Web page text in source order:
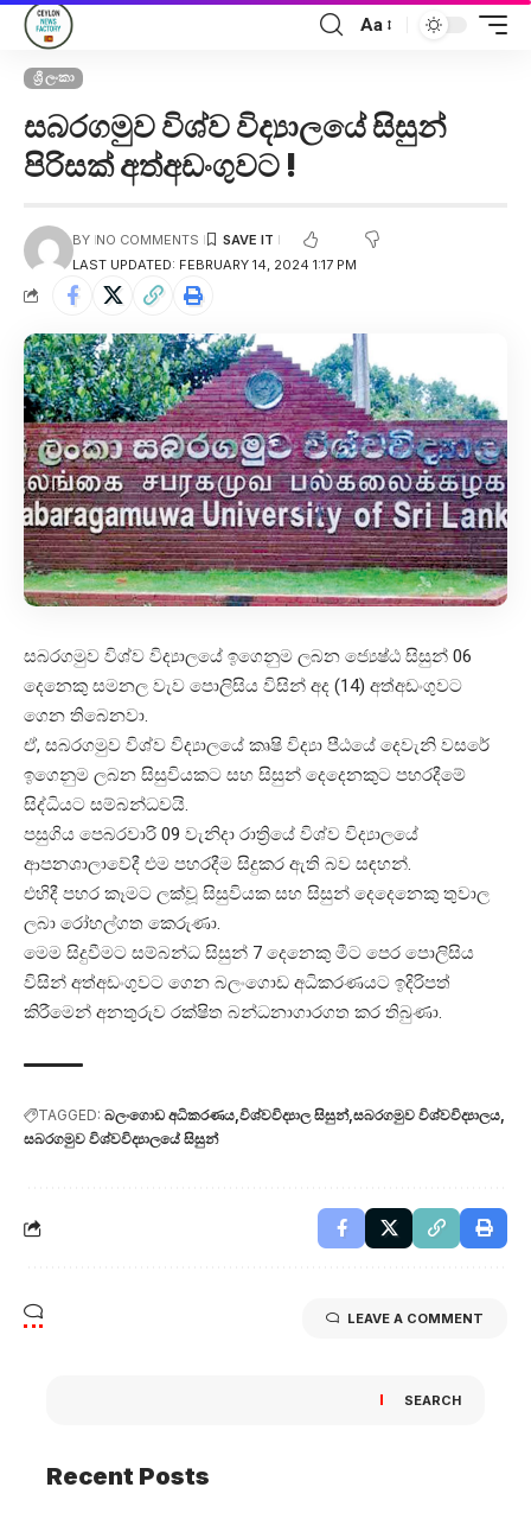
Aa
ශ්‍රී ලංකා
සබරගමුව විශ්ව විද්‍යාලයේ සිසුන්
පිරිසක් අත්අඩංගුවට !
LAST UPDATED: FEBRUARY 14, 2024 1:17 PM
BY NO COMMENTS
සබරගමුව විශ්ව විද්‍යාලයේ ඉගෙනුම ලබන ජ්‍යෙෂ්ඨ සිසුන් 06
දෙනෙකු සමනල වැව පොලිසිය විසින් අද (14) අත්අඩංගුවට
ගෙන තිබෙනවා.
ඒ, සබරගමුව විශ්ව විද්‍යාලයේ කෘෂි විද්‍යා පීඨයේ දෙවැනි වසරේ
ඉගෙනුම ලබන සිසුවියකට සහ සිසුන් දෙදෙනකුට පහරදීමේ
සිද්ධියට සම්බන්ධවයි.
පසුගිය පෙබරවාරි 09 වැනිදා රාත්‍රියේ විශ්ව විද්‍යාලයේ
ආපනශාලාවේදී එම පහරදීම සිදුකර ඇති බව සඳහන්.
එහිදී පහර කෑමට ලක්වූ සිසුවියක සහ සිසුන් දෙදෙනෙකු තුවාල
ලබා රෝහල්ගත කෙරුණා.
මෙම සිදුවීමට සම්බන්ධ සිසුන් 7 දෙනෙකු මීට පෙර පොලිසිය
විසින් අත්අඩංගුවට ගෙන බලංගොඩ අධිකරණයට ඉදිරිපත්
කිරීමෙන් අනතුරුව රක්ෂිත බන්ධනාගාරගත කර තිබුණා.
TAGGED: බලංගොඩ අධිකරණය විශ්වවිද්‍යාල සිසුන් සබරගමුව විශ්වවිද්‍යාලය
සබරගමුව විශ්වවිද්‍යාලයේ සිසුන්
LEAVE A COMMENT
SEARCH
Recent Posts